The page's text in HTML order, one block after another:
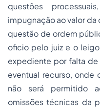
questões
impugnação ao valor da
questão de ordem
oficio pelo juiz e o
expediente por falta
eventual recurso,
não será permitido
omissões técnicas da